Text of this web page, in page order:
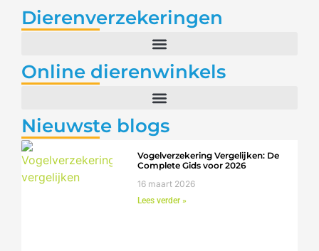
Dierenverzekeringen
Online dierenwinkels
Nieuwste blogs
Vogelverzekering Vergelijken: De
Complete Gids voor 2026
16 maart 2026
Lees verder »